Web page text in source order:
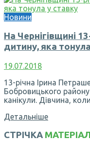
Новини
На Чернігівщині
дитину, яка
19.07.2018
13-річна Ірина
Бобровицького району
канікули. Дівчина,
Детальніше
СТРІЧКА